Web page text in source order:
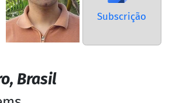
Subscrição
Brasil